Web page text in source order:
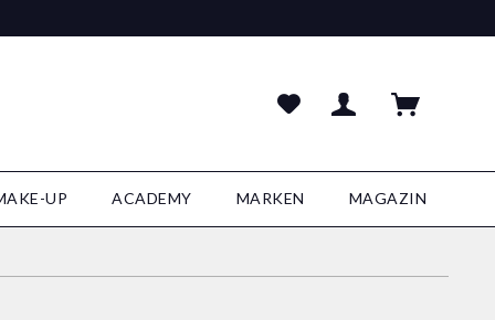
UP ACADEMY MARKEN MAGAZIN